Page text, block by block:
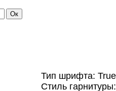
Ок
Тип шрифта:
Стиль